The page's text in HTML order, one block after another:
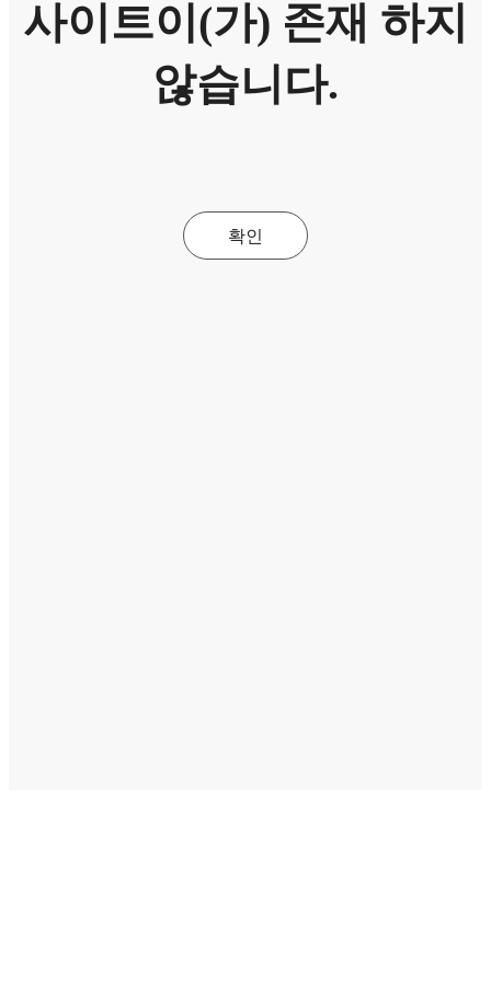
사이트이(가) 존재 하지
않습니다.